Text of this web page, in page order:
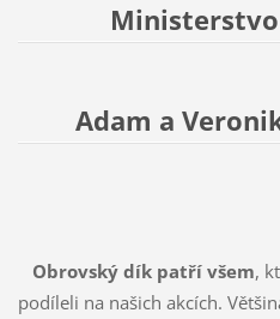
Adam a
Obrovský dík patří všem,
podíleli na našich akcích.